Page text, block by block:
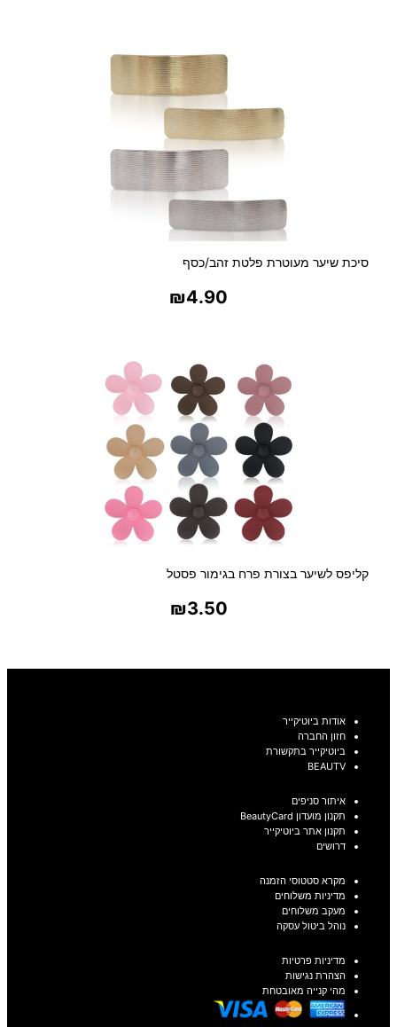
סיכת שיער מעוטרת פלטת זהב/כסף
₪4.90
קליפס לשיער בצורת פרח בגימור פסטל
₪3.50
אודות ביוטיקייר
חזון החברה
ביוטיקייר בתקשורת
BEAUTV
איתור סניפים
תקנון מועדון BeautyCard
תקנון אתר ביוטיקייר
דרושים
מקרא סטטוסי הזמנה
מדיניות משלוחים
מעקב משלוחים
נוהל ביטול עסקה
מדיניות פרטיות
הצהרת נגישות
מהי קנייה מאובטחת